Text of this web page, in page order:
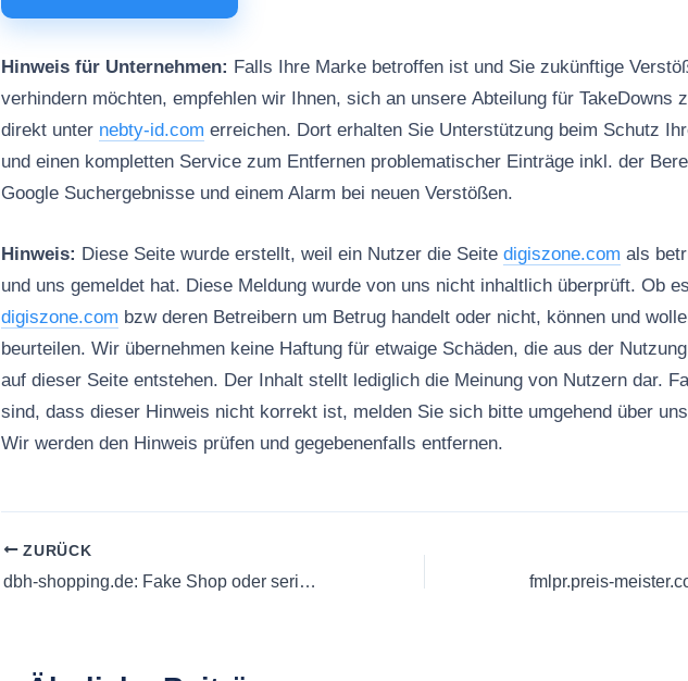
Hinweis für Unternehmen: Falls Ihre Marke betroffen ist und Sie zukünftige
verhindern möchten, empfehlen wir Ihnen, sich an unsere Abteilung für TakeDowns
direkt unter nebty-id.com erreichen. Dort erhalten Sie Unterstützung beim Schutz
und einen kompletten Service zum Entfernen problematischer Einträge inkl. der
Google Suchergebnisse und einem Alarm bei neuen Verstößen.
Hinweis: Diese Seite wurde erstellt, weil ein Nutzer die Seite digiszone.com als
und uns gemeldet hat. Diese Meldung wurde von uns nicht inhaltlich überprüft. Ob
digiszone.com bzw deren Betreibern um Betrug handelt oder nicht, können und
beurteilen. Wir übernehmen keine Haftung für etwaige Schäden, die aus der
auf dieser Seite entstehen. Der Inhalt stellt lediglich die Meinung von Nutzern dar.
sind, dass dieser Hinweis nicht korrekt ist, melden Sie sich bitte umgehend über
Wir werden den Hinweis prüfen und gegebenenfalls entfernen.
ZURÜCK
dbh-shopping.de: Fake Shop oder seriös? | Hinweishelden